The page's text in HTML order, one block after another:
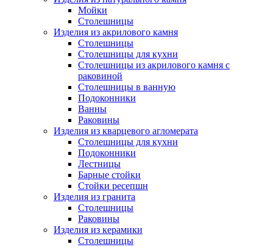
Мойки
Столешницы
Изделия из акрилового камня
Столешницы
Столешницы для кухни
Столешницы из акрилового камня с
раковиной
Столешницы в ванную
Подоконники
Ванны
Раковины
Изделия из кварцевого агломерата
Столешницы для кухни
Подоконники
Лестницы
Барные стойки
Стойки ресепшн
Изделия из гранита
Столешницы
Раковины
Изделия из керамики
Столешницы